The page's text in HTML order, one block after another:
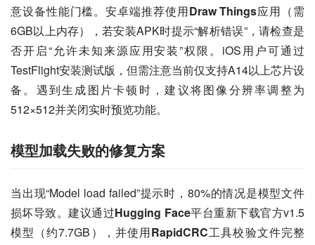
意设备性能门槛。安卓端推荐使用Draw Things应用（需
6GB以上内存），若安装APK时提示“解析错误”，请检查是
否开启“允许未知来源应用安装”权限。iOS用户可通过
TestFlight安装测试版，但需注意当前仅支持A14以上芯片设
备。遇到生成图片卡顿时，建议将图像分辨率调整为
512×512并关闭实时预览功能。
模型加载失败的修复方案
当出现“Model load failed”提示时，80%的情况是模型文件
损坏导致。建议通过Hugging Face平台重新下载官方v1.5
模型（约7.7GB），并使用RapidCRC工具校验文件完整